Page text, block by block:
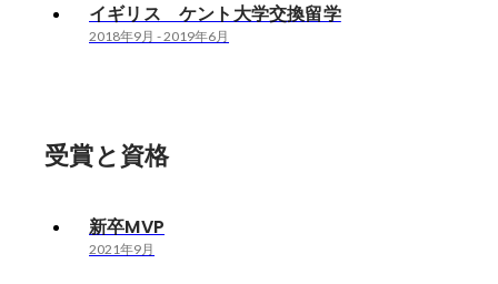
イギリス ケント大学交換留学
2018年9月 -2019年6月
受賞と資格
新卒MVP
2021年9月